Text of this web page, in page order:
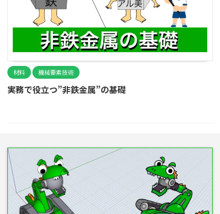
材料 機械要素技術
実務で役立つ”非鉄金属”の基礎